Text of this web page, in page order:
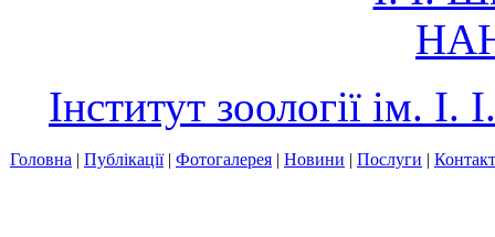
Інститут зоології ім.
Головна | Публікації| Фотогалерея | Новини | Послуги |